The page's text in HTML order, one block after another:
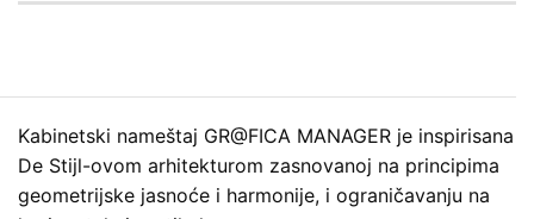
Kabinetski nameštaj GR@FICA MANAGER je inspirisana
De Stijl-ovom arhitekturom zasnovanoj na principima
geometrijske jasnoće i harmonije, i ograničavanju na